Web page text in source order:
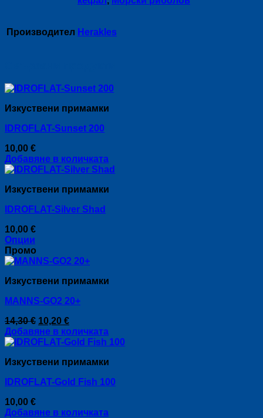
Производител Herakles
Изкуствени примамки
IDROFLAT-Sunset 200
10,00 €
Добавяне в количката
Изкуствени примамки
IDROFLAT-Silver Shad
10,00 €
Опции
This
product
multiple
The
may
be
chosen
the
product
page
Промо
Изкуствени примамки
MANNS-GO2 20+
14,30€ Original
price
was:
10,20 €Текущата
цена
е:
Добавяне в количката
Изкуствени примамки
IDROFLAT-Gold Fish 100
10,00 €
Добавяне в количката